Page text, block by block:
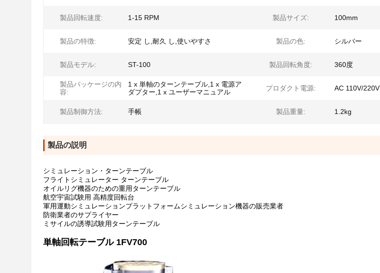
製品回転速度: 1-15 RPM 製品サイズ: 100mm
製品の特徴: 安定 し,耐久 し,使いやすさ 製品の色: シルバー
製品モデル: ST-100 製品回転角度: 360度
製品パッケージの内
容:
1 x 単軸のターンテーブル,1 x 電源ア
ダプター,1 x ユーザーマニュアル
プロダクト電源: AC 110V/220V
製品制御方法: 手帳 製品重量: 1.2kg
製品の説明
シミュレーション・ターンテーブル
フライトシミュレーター ターンテーブル
オイルリグ機器のための重用ターンテーブル
航空宇宙試験用 高精度回転台
軍用運動シミュレーションプラットフォームシミュレーション機器の販売業者
防衛業者のサプライヤー
ミサイルの誘導試験用ターンテーブル
単軸回転テーブル 1FV700